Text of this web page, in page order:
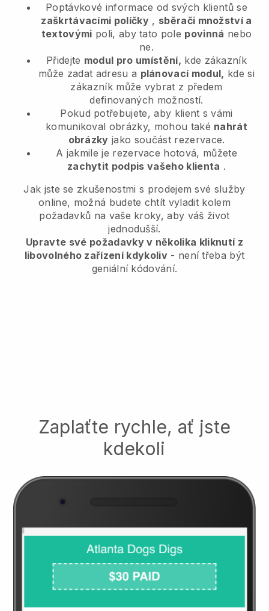
Poptávkové informace od svých klientů se
zaškrtávacími políčky , sběrači množství a
textovými poli, aby tato pole povinná nebo
ne.
Přidejte modul pro umístění, kde zákazník
může zadat adresu a plánovací modul, kde si
zákazník může vybrat z předem
definovaných možností.
Pokud potřebujete, aby klient s vámi
komunikoval obrázky, mohou také nahrát
obrázky jako součást rezervace.
A jakmile je rezervace hotová, můžete
zachytit podpis vašeho klienta .
Jak jste se zkušenostmi s prodejem své služby
online, možná budete chtít vyladit kolem
požadavků na vaše kroky, aby váš život
jednodušší.
Upravte své požadavky v několika kliknutí z
libovolného zařízení kdykoliv- není třeba být
geniální kódování.
Zaplaťte rychle, ať jste
kdekoli